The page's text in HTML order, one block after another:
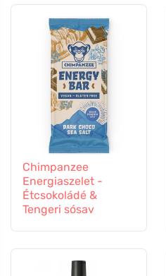
Chimpanzee
Energiaszelet -
Étcsokoládé &
Tengeri sósav